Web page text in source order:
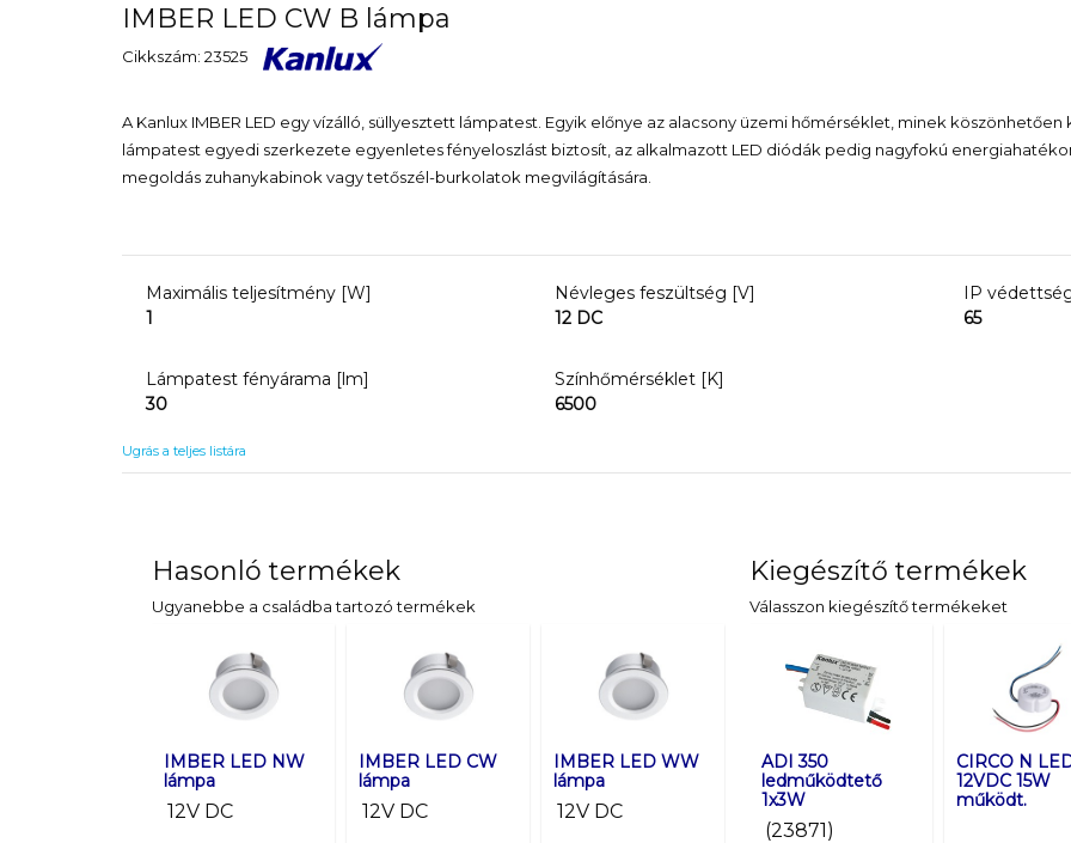
IMBER LED CW B lámpa
Cikkszám: 23525
A Kanlux IMBER LED egy vízálló, süllyesztett lámpatest. Egyik előnye az alacsony üzemi hőmérséklet, minek
lámpatest egyedi szerkezete egyenletes fényeloszlást biztosít, az alkalmazott LED diódák pedig nagyfokú
megoldás zuhanykabinok vagy tetőszél-burkolatok megvilágítására.
Maximális teljesítmény [W]
1
Névleges feszültség [V]
12 DC
IP
65
Lámpatest fényárama [lm]
30
Színhőmérséklet [K]
6500
Ugrás a teljes listára
Hasonló termékek
Ugyanebbe a családba tartozó termékek
IMBER LED NW
lámpa
12V DC
IMBER LED CW
lámpa
12V DC
IMBER LED WW
lámpa
12V DC
IMBER LED WW
B lámpa
12V DC
IMBER LED
lámpa
12V DC
Kiegészítő termékek
Válasszon kiegészítő termékeket
ADI 350
ledműködtető
1x3W
(23871)
CIRCO N
12VDC 15W
működt.